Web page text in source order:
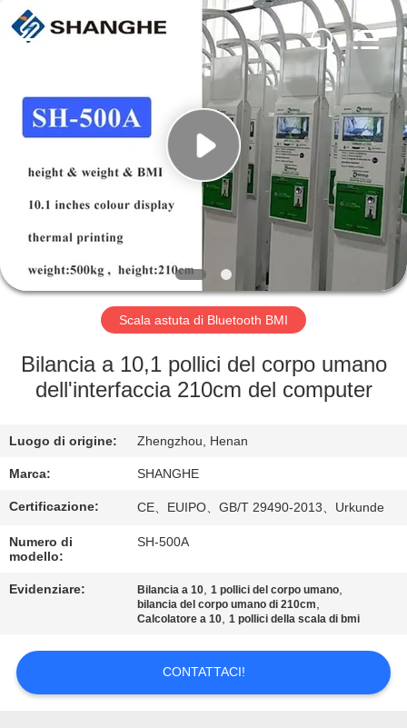
CASA.
VIDEO
SPETTACOLO
VR
SU
VISITA
ALLA
FABBRICA
CONTROLLO
QUALITÀ
CONTATTACI
Zhengzhou
shanghe
electronic
Rights
Reserved.
Scala astuta di Bluetooth BMI
Bilancia a 10,1 pollici del corpo umano
dell'interfaccia 210cm del computer
Luogo di origine: Zhengzhou, Henan
Marca: SHANGHE
Certificazione: CE、EUIPO、GB/T 29490-2013、Urkunde
Numero di
modello:
SH-500A
Evidenziare: Bilancia a 10,1 pollici del corpo umano,
bilancia del corpo umano di 210cm,
Calcolatore a 10,1 pollici della scala di bmi
CONTATTACI!